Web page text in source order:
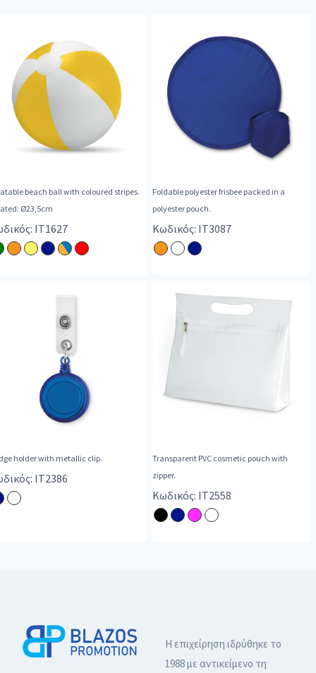
beach ball with coloured stripes.
Ø23,5cm
IT1627
Foldable polyester frisbee packed in a
polyester pouch.
Κωδικός: IT3087
holder with metallic clip.
IT2386
Transparent PVC cosmetic pouch with
zipper.
Κωδικός: IT2558
Η επιχείρηση ιδρύθηκε το
1988 με αντικείμενο τη